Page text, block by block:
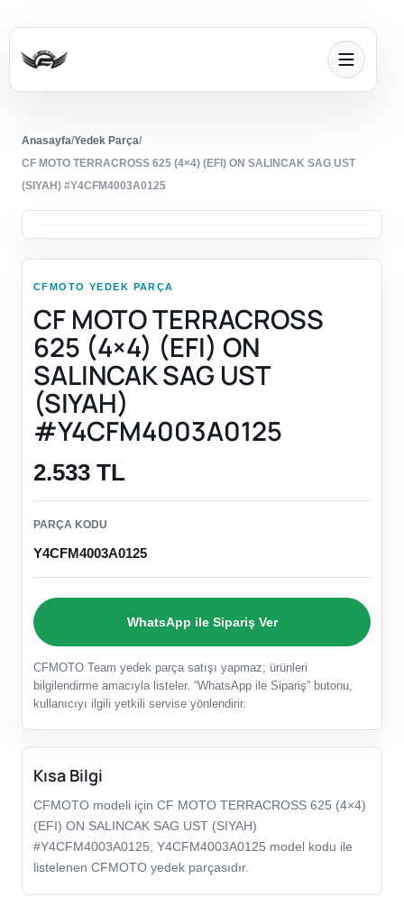
Anasayfa/Yedek Parça/
CF MOTO TERRACROSS 625 (4×4) (EFI) ON SALINCAK SAG UST
(SIYAH) #Y4CFM4003A0125
CFMOTO YEDEK PARÇA
CF MOTO TERRACROSS
625 (4×4) (EFI) ON
SALINCAK SAG UST
(SIYAH)
#Y4CFM4003A0125
2.533 TL
PARÇA KODU
Y4CFM4003A0125
WhatsApp ile Sipariş Ver
CFMOTO Team yedek parça satışı yapmaz; ürünleri
bilgilendirme amacıyla listeler. “WhatsApp ile Sipariş” butonu,
kullanıcıyı ilgili yetkili servise yönlendirir.
Kısa Bilgi
CFMOTO modeli için CF MOTO TERRACROSS 625 (4×4)
(EFI) ON SALINCAK SAG UST (SIYAH)
#Y4CFM4003A0125, Y4CFM4003A0125 model kodu ile
listelenen CFMOTO yedek parçasıdır.